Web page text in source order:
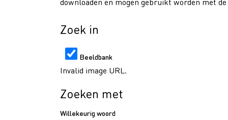
Zoek in
Beeldbank
Invalid image URL.
Zoeken met
Willekeurig woord